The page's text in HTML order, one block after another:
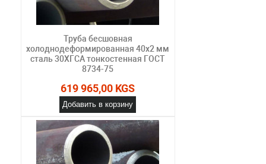
Труба бесшовная
холоднодеформированная 40х2 мм
сталь 30ХГСА тонкостенная ГОСТ
8734-75
619 965,00 KGS
Добавить в корзину